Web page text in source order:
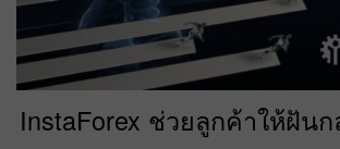
InstaForex ช่วยลูกค้าให้ฝันก